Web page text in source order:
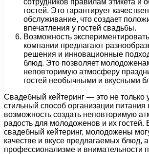
гостей. Это гарантирует
обслуживание, что создает
впечатления у гостей свадьбы.
Возможность
компании предлагают
решения и инновационные
блюд. Это позволяет
неповторимую атмосферу
гостей необычными и вкусными
Свадебный кейтеринг — это не только
стильный способ организации питания
возможность создать неповторимую
радость для молодоженов и их гостей.
свадебный кейтеринг, молодожены
качестве и вкусе предлагаемых блюд,
профессионализме и внимательности